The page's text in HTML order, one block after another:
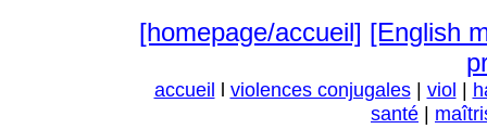
[homepage/accueil] [English
accueil l violences conjugales| viol |
santé |